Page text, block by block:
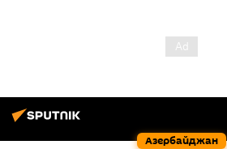
Азербайджан